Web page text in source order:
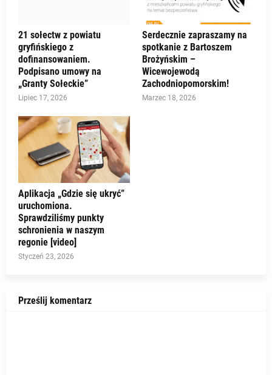
21 sołectw z powiatu
gryfińskiego z
dofinansowaniem.
Podpisano umowy na
„Granty Sołeckie”
Lipiec 17, 2026
Serdecznie zapraszamy na
spotkanie z Bartoszem
Brożyńskim –
Wicewojewodą
Zachodniopomorskim!
Marzec 18, 2026
Aplikacja „Gdzie się ukryć”
uruchomiona.
Sprawdziliśmy punkty
schronienia w naszym
regonie [video]
Styczeń 23, 2026
Prześlij komentarz